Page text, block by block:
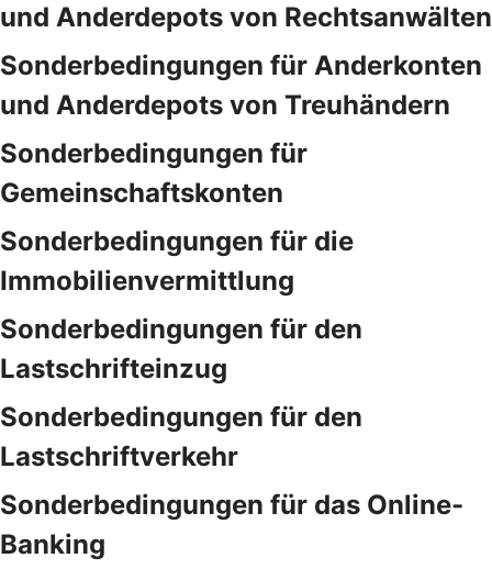
und Anderdepots von Rechtsanwälten
Sonderbedingungen für Anderkonten
und Anderdepots von Treuhändern
Sonderbedingungen für
Gemeinschaftskonten
Sonderbedingungen für die
Immobilienvermittlung
Sonderbedingungen für den
Lastschrifteinzug
Sonderbedingungen für den
Lastschriftverkehr
Sonderbedingungen für das Online-
Banking